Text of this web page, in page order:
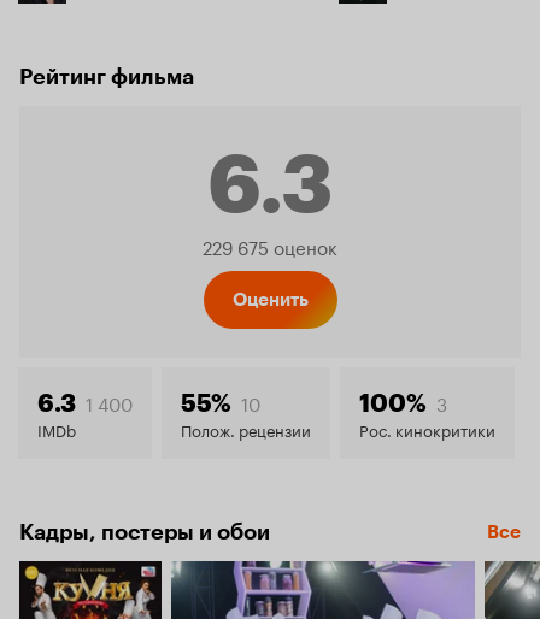
Рейтинг фильма
6.3
Рейтинг
6.3
229 675 оценок
Оценить
6.3 1 400
IMDb
55% 10
Полож. рецензии
100% 3
Рос. кинокритики
Кадры, постеры и обои Все